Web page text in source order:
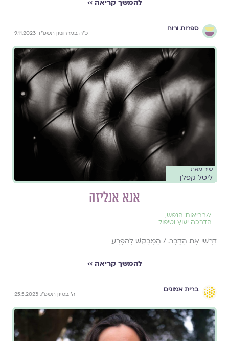
להמשך קריאה ››
ספרות ורוח
כ"ה במרחשון תשפ"ד 9.11.2023
שיר מאת
ליטל קפלן
אנא אנליזה
//בריאות הנפש,
הדרכה יעוץ וטיפול
דִּרְשִׁי אֶת הַדָּבָר. / הַמְּבַקֵּשׁ לְהִפָּרַע
להמשך קריאה ››
ברית אמונים
ה׳ בסיון תשפ״ג 25.5.2023